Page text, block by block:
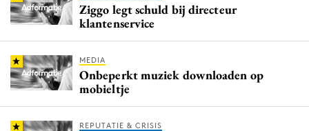
Ziggo legt schuld bij directeur
klantenservice
MEDIA
Onbeperkt muziek downloaden op
mobieltje
REPUTATIE & CRISIS